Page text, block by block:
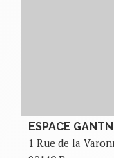
ESPACE
1 Rue de la